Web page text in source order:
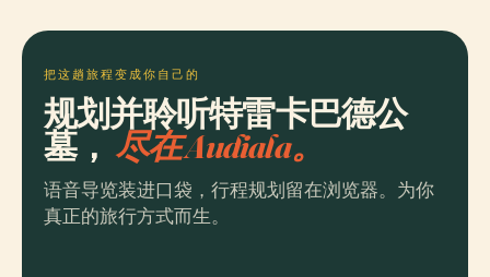
把这趟旅程变成你自己的
规划并聆听特雷卡巴德公
墓， 尽在 Audiala。
语音导览装进口袋，行程规划留在浏览器。为你
真正的旅行方式而生。